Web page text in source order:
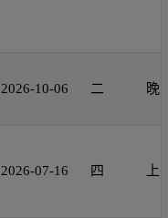
2026-10-06 二 晚
2026-07-16 四 上